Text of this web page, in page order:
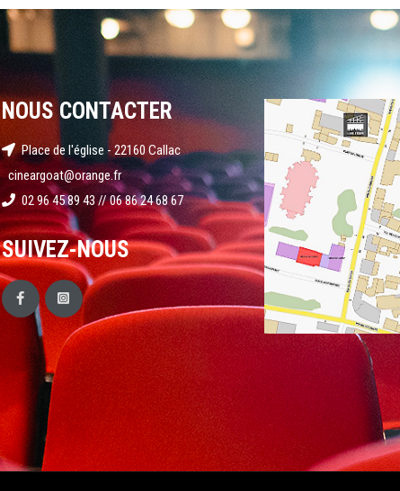
NOUS CONTACTER
Place de l'église - 22160 Callac
cineargoat@orange.fr
02 96 45 89 43 // 06 86 24 68 67
SUIVEZ-NOUS